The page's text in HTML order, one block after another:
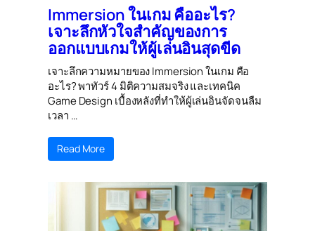
Immersion ในเกม คืออะไร?
เจาะลึกหัวใจสำคัญของการ
ออกแบบเกมให้ผู้เล่นอินสุดขีด
เจาะลึกความหมายของ Immersion ในเกม คือ
อะไร? พาทัวร์ 4 มิติความสมจริง และเทคนิค
Game Design เบื้องหลังที่ทำให้ผู้เล่นอินจัดจนลืม
เวลา …
Read More